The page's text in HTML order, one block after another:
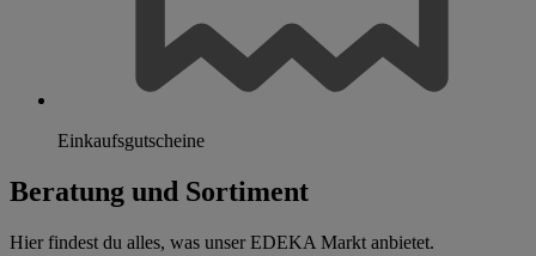
Einkaufsgutscheine
Beratung und Sortiment
Hier findest du alles, was unser EDEKA Markt anbietet.